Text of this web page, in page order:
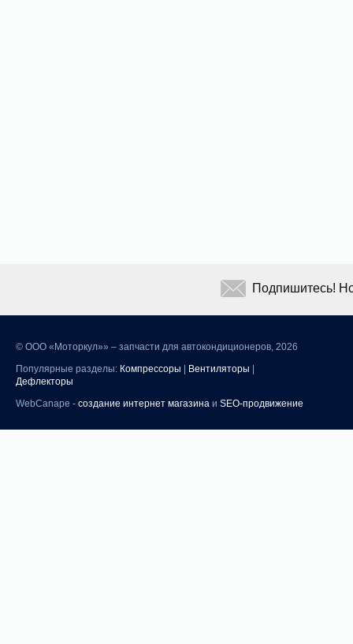
© ООО «Моторкул»» – запчасти для автокондиционеров, 2026
Популярные разделы: Компрессоры Вентиляторы
Дефлекторы
WebCanape - создание интернет магазина и SEO-продвижение
Подпишитесь!